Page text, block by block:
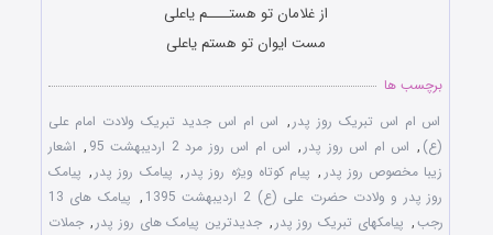
از غلامان تو هستــــم یاعلی
مست ایوان تو هستم یاعلی
برچسب ها
اس ام اس تبریک روز پدر , اس ام اس جدید تبریک ولادت امام علی
(ع) , اس ام اس روز پدر , اس ام اس روز مرد 2 اردیبهشت 95 , اشعار
زیبا مخصوص روز پدر , پیام کوتاه ویژه روز پدر , پیامک روز پدر , پیامک
روز پدر و ولادت حضرت علی (ع) 2 اردیبهشت 1395
,
پیامک های 13
رجب, پیامکهای تبریک روز پدر , جدیدترین پیامک های روز پدر , جملات